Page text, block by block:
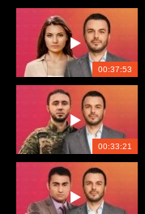
00:37:53
00:33:21